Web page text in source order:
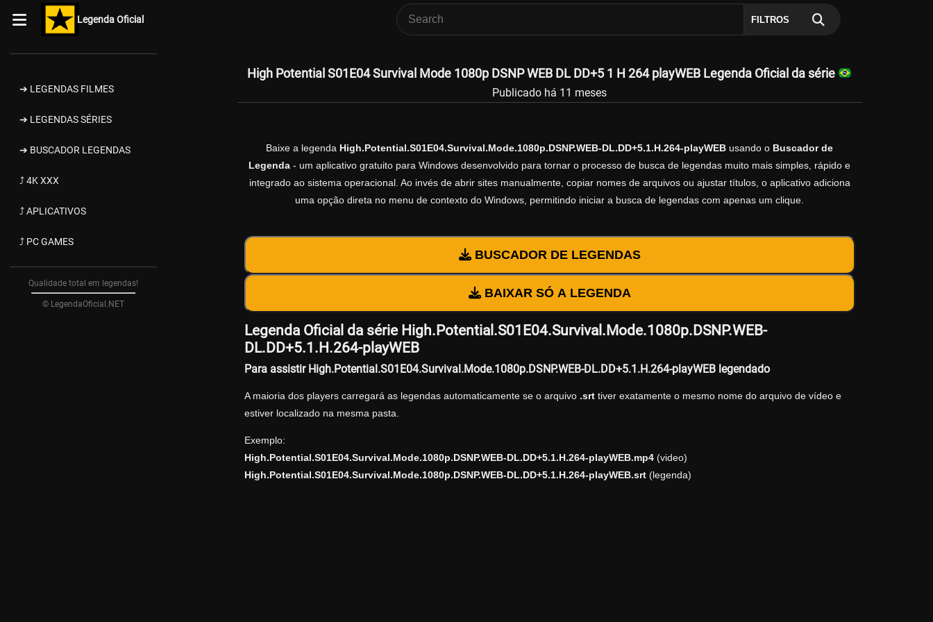
Legenda Oficial FILTROS
➔ LEGENDAS FILMES
➔ LEGENDAS SÉRIES
➔ BUSCADOR LEGENDAS
⤴ 4K XXX
⤴ APLICATIVOS
⤴ PC GAMES
Qualidade total em legendas!
© LegendaOficial.NET
High Potential S01E04 Survival Mode 1080p DSNP WEB DL DD+5 1 H 264 playWEB Legenda Oficial da série
Publicado há 11 meses
Baixe a legenda High.Potential.S01E04.Survival.Mode.1080p.DSNP.WEB-DL.DD+5.1.H.264-playWEB usando o Buscador de
Legenda - um aplicativo gratuito para Windows desenvolvido para tornar o processo de busca de legendas muito mais simples, rápido e
integrado ao sistema operacional. Ao invés de abrir sites manualmente, copiar nomes de arquivos ou ajustar títulos, o aplicativo adiciona
uma opção direta no menu de contexto do Windows, permitindo iniciar a busca de legendas com apenas um clique.
BUSCADOR DE LEGENDAS
BAIXAR SÓ A LEGENDA
Legenda Oficial da série High.Potential.S01E04.Survival.Mode.1080p.DSNP.WEB-
DL.DD+5.1.H.264-playWEB
Para assistir High.Potential.S01E04.Survival.Mode.1080p.DSNP.WEB-DL.DD+5.1.H.264-playWEB legendado
A maioria dos players carregará as legendas automaticamente se o arquivo .srttiver exatamente o mesmo nome do arquivo de vídeo e
estiver localizado na mesma pasta.
Exemplo:
High.Potential.S01E04.Survival.Mode.1080p.DSNP.WEB-DL.DD+5.1.H.264-playWEB.mp4(video)
High.Potential.S01E04.Survival.Mode.1080p.DSNP.WEB-DL.DD+5.1.H.264-playWEB.srt(legenda)